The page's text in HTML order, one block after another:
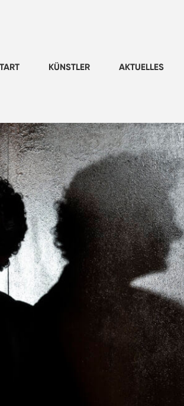
KÜNSTLER AKTUELLES